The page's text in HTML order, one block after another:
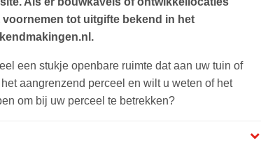
tot uitgifte bekend in het
een stukje openbare ruimte dat aan uw tuin of
aangrenzend perceel en wilt u weten of het
om bij uw perceel te betrekken?